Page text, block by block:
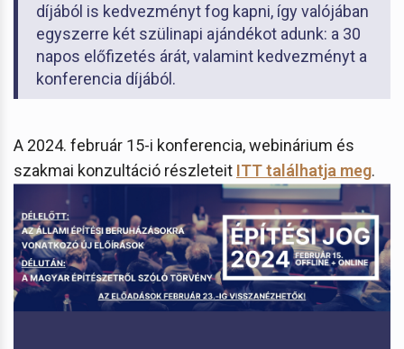
díjából is kedvezményt fog kapni, így valójában
egyszerre két szülinapi ajándékot adunk: a 30
napos előfizetés árát, valamint kedvezményt a
konferencia díjából.
A 2024. február 15-i konferencia, webinárium és
szakmai konzultáció részleteit ITT találhatja meg.